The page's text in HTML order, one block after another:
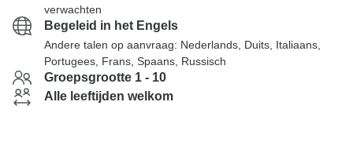
verwachten
Begeleid in het Engels
Andere talen op aanvraag: Nederlands, Duits, Italiaans,
Portugees, Frans, Spaans, Russisch
Groepsgrootte 1 - 10
Alle leeftijden welkom